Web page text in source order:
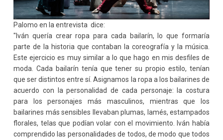
Palomo en la entrevista dice:
"Iván quería crear ropa para cada bailarín, lo que formaría
parte de la historia que contaban la coreografía y la música.
Este ejercicio es muy similar a lo que hago en mis desfiles de
moda. Cada bailarín tenía que tener su propio estilo, tenían
que ser distintos entre sí. Asignamos la ropa a los bailarines de
acuerdo con la personalidad de cada personaje: la costura
para los personajes más masculinos, mientras que los
bailarines más sensibles llevaban plumas, lamés, estampados
florales, telas que podían volar con el movimiento. Iván había
comprendido las personalidades de todos, de modo que todos